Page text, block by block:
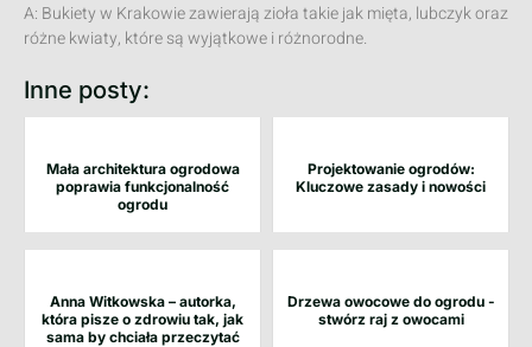
A: Bukiety w Krakowie zawierają zioła takie jak mięta, lubczyk oraz
różne kwiaty, które są wyjątkowe i różnorodne.
Inne posty:
Mała architektura ogrodowa
poprawia funkcjonalność
ogrodu
Projektowanie ogrodów:
Kluczowe zasady i nowości
Anna Witkowska – autorka,
która pisze o zdrowiu tak, jak
sama by chciała przeczytać
Drzewa owocowe do ogrodu -
stwórz raj z owocami